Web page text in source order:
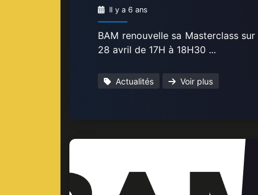
Il y a 6 ans
BAM renouvelle sa Masterclass
28 avril de 17H à 18H30 ...
Actualités Voir plus